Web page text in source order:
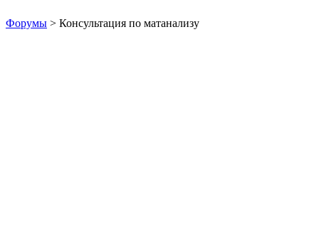
Форумы > Консультация по матанализу